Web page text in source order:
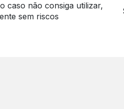
caso não consiga utilizar,
sem riscos